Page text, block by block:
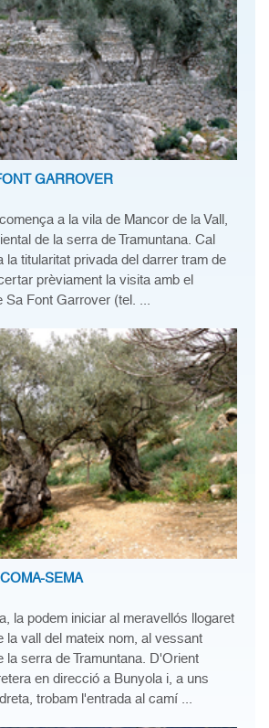
GARROVER
a la vila de Mancor de la Vall,
de la serra de Tramuntana. Cal
la titularitat privada del darrer tram de
prèviament la visita amb el
Sa Font Garrover (tel. ...
SEMA
la podem iniciar al meravellós llogaret
la vall del mateix nom, al vessant
la serra de Tramuntana. D'Orient
en direcció a Bunyola i, a uns
trobam l'entrada al camí ...